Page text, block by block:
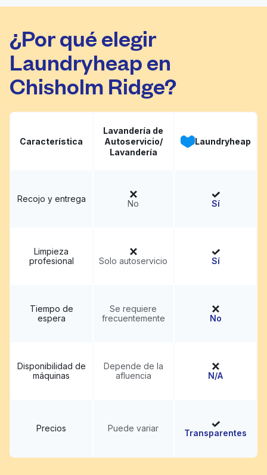
¿Por qué elegir
Laundryheap en
Chisholm Ridge?
Característica
Lavandería de
Autoservicio/
Lavandería
Laundryheap
Recojo y entrega No Sí
Limpieza
profesional
Solo autoservicio Sí
Tiempo de
espera
Se requiere
frecuentemente
No
Disponibilidad de
máquinas
Depende de la
afluencia
N/A
Precios Puede variar Transparentes